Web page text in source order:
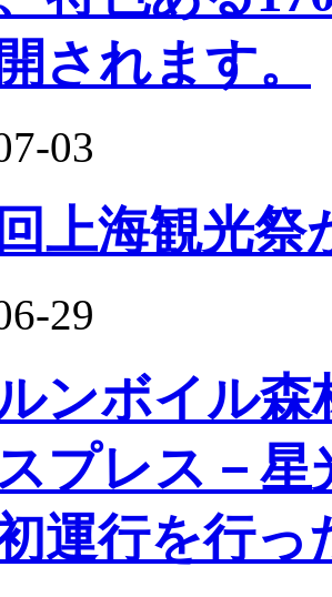
されます。
03
上海観光祭
29
ルンボイル
プレス－星
運行を行っ